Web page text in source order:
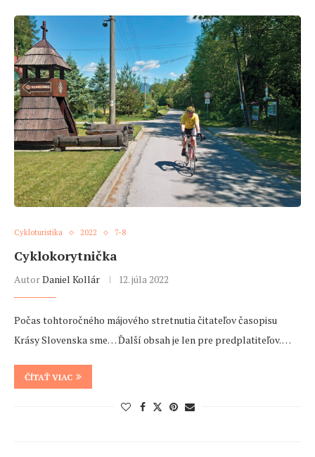
Cykloturistika 2022 7-8
Cyklokorytnička
AutorDaniel Kollár 12. júla 2022
Počas tohtoročného májového stretnutia čitateľov časopisu
Krásy Slovenska sme… Ďalší obsah je len pre predplatiteľov. …
ČÍTAŤ VIAC